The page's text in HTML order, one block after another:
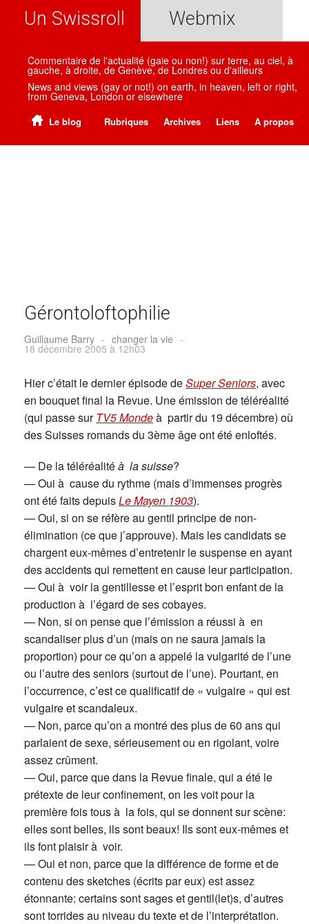
Un Swissroll Webmix
Commentaire de l'actualité (gaie ou non!) sur terre, au ciel, à
gauche, à droite, de Genève, de Londres ou d'ailleurs
News and views (gay or not!) on earth, in heaven, left or right,
from Geneva, London or elsewhere
Le blog Rubriques Archives Liens A propos
Gérontoloftophilie
Guillaume Barry - changer la vie -
18 décembre 2005 à 12h03
Hier c’était le dernier épisode deSuper Seniors, avec
en bouquet final la Revue. Une émission de téléréalité
(qui passe surTV5 Mondeà partir du 19 décembre) où
des Suisses romands du 3ème âge ont été enloftés.
— De la téléréalitéà la suisse?
— Oui à cause du rythme (mais d’immenses progrès
ont été faits depuisLe Mayen 1903).
— Oui, si on se réfère au gentil principe de non-
élimination (ce que j’approuve). Mais les candidats se
chargent eux-mêmes d’entretenir le suspense en ayant
des accidents qui remettent en cause leur participation.
— Oui à voir la gentillesse et l’esprit bon enfant de la
production à l’égard de ses cobayes.
— Non, si on pense que l’émission a réussi à en
scandaliser plus d’un (mais on ne saura jamais la
proportion) pour ce qu’on a appelé la vulgarité de l’une
ou l’autre des seniors (surtout de l’une). Pourtant, en
l’occurrence, c’est ce qualificatif de « vulgaire » qui est
vulgaire et scandaleux.
— Non, parce qu’on a montré des plus de 60 ans qui
parlaient de sexe, sérieusement ou en rigolant, voire
assez crûment.
— Oui, parce que dans la Revue finale, qui a été le
prétexte de leur confinement, on les voit pour la
première fois tous à la fois, qui se donnent sur scène:
elles sont belles, ils sont beaux! Ils sont eux-mêmes et
ils font plaisir à voir.
— Oui et non, parce que la différence de forme et de
contenu des sketches (écrits par eux) est assez
étonnante: certains sont sages et gentil(let)s, d’autres
sont torrides au niveau du texte et de l’interprétation.